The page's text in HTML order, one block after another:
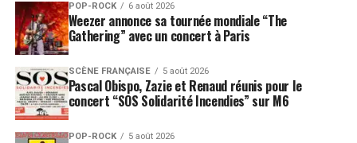
POP-ROCK 6 août 2026
Weezer annonce sa tournée mondiale “The
Gathering” avec un concert à Paris
SCÈNE FRANÇAISE 5 août 2026
Pascal Obispo, Zazie et Renaud réunis pour le
concert “SOS Solidarité Incendies” sur M6
POP-ROCK 5 août 2026